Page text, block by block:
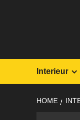
Interieur
HOME